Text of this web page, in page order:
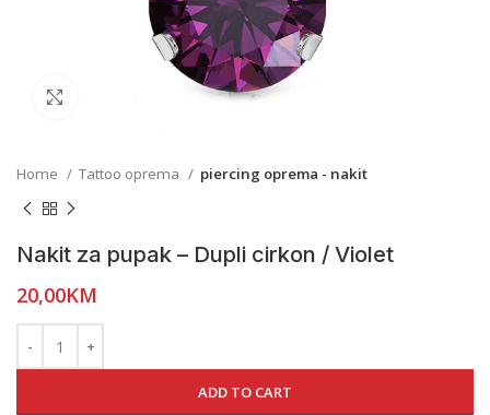
Home Tattoo oprema piercing oprema - nakit
Nakit za pupak – Dupli cirkon / Violet
20,00KM
ADD TO CART